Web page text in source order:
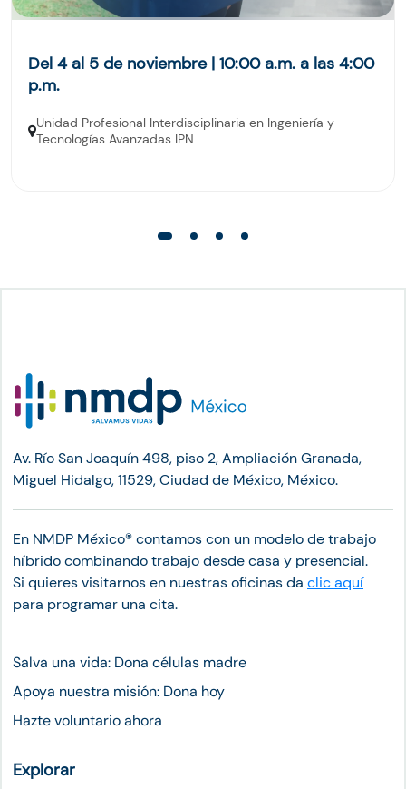
Del 4 al 5 de noviembre | 10:00 a.m. a las 4:00
p.m.
Unidad Profesional Interdisciplinaria en Ingeniería y
Tecnologías Avanzadas IPN
Av. Río San Joaquín 498, piso 2, Ampliación Granada,
Miguel Hidalgo, 11529, Ciudad de México, México.
En NMDP México®︎ contamos con un modelo de trabajo
híbrido combinando trabajo desde casa y presencial.
Si quieres visitarnos en nuestras oficinas da clic aquí
para programar una cita.
Salva una vida: Dona células madre
Apoya nuestra misión: Dona hoy
Hazte voluntario ahora
Explorar